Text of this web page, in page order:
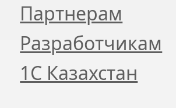
Партнерам
Разработчикам
1С Казахстан